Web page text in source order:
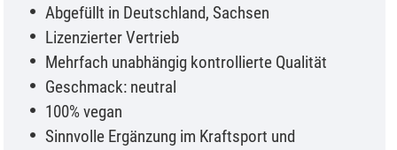
Abgefüllt in Deutschland, Sachsen
Lizenzierter Vertrieb
Mehrfach unabhängig kontrollierte Qualität
Geschmack: neutral
100% vegan
Sinnvolle Ergänzung im Kraftsport und